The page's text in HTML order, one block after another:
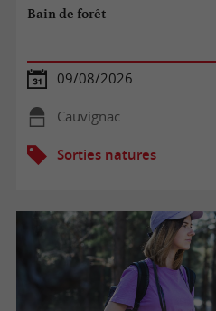
Bain de forêt
09/08/2026
Cauvignac
Sorties natures